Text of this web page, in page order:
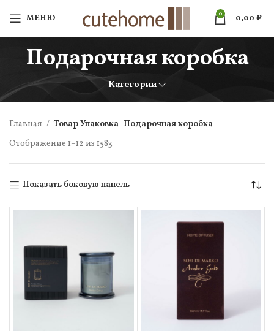
МЕНЮ 0 0,00 ₽
Подарочная коробка
Категории
Главная Товар Упаковка Подарочная коробка
Отображение 1–12 из 1583
Показать боковую панель